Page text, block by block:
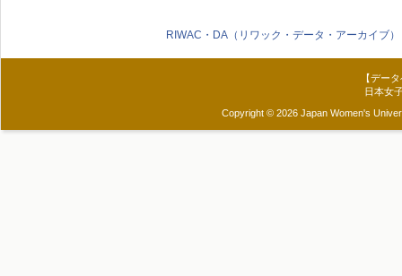
RIWAC・DA（リワック・データ・アーカイブ）
【デー
日本女
Copyright © 2026 Japan Women's